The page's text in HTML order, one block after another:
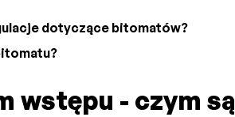
dotyczące bitomatów?
wstępu - czym są